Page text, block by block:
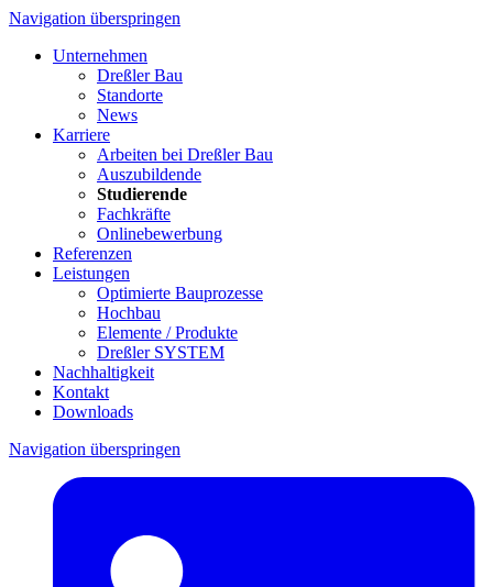
Navigation überspringen
Unternehmen
Dreßler Bau
Standorte
News
Karriere
Arbeiten bei Dreßler Bau
Auszubildende
Studierende
Fachkräfte
Onlinebewerbung
Referenzen
Leistungen
Optimierte Bauprozesse
Hochbau
Elemente / Produkte
Dreßler SYSTEM
Nachhaltigkeit
Kontakt
Downloads
Navigation überspringen